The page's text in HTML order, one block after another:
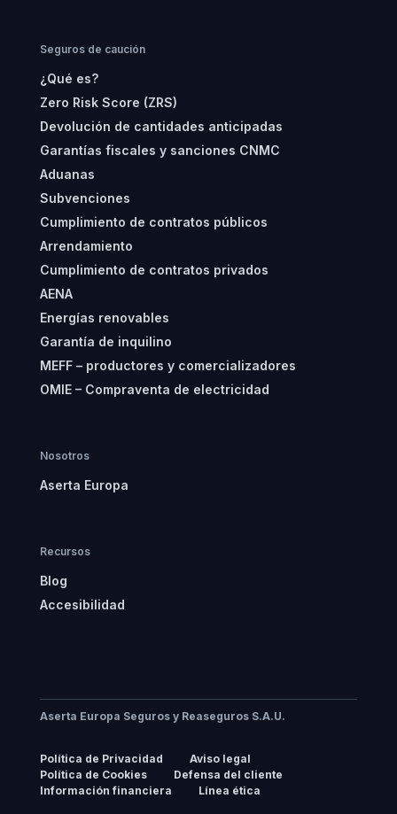
Seguros de caución
¿Qué es?
Zero Risk Score (ZRS)
Devolución de cantidades anticipadas
Garantías fiscales y sanciones CNMC
Aduanas
Subvenciones
Cumplimiento de contratos públicos
Arrendamiento
Cumplimiento de contratos privados
AENA
Energías renovables
Garantía de inquilino
MEFF – productores y comercializadores
OMIE – Compraventa de electricidad
Nosotros
Aserta Europa
Recursos
Blog
Accesibilidad
Aserta Europa Seguros y Reaseguros S.A.U.
Política de Privacidad
Aviso legal
Política de Cookies
Defensa del cliente
Información financiera
Línea ética